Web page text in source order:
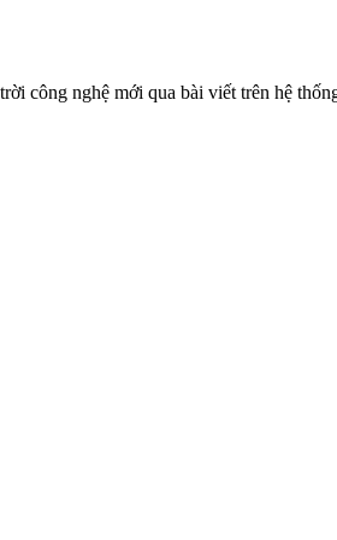
công nghệ mới qua bài viết trên hệ